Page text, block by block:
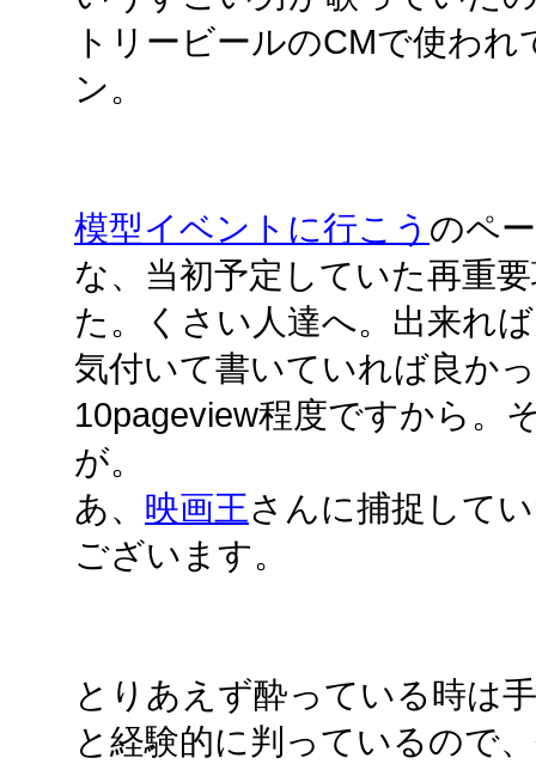
トリービールのCMで使わ
ン。
模型イベントに行こう のペ
な、当初予定していた再重
た。くさい人達へ。出来れ
気付いて書いていれば良か
10pageview程度ですから。
が。
あ、 映画王さんに捕捉して
ございます。
とりあえず酔っている時は
と経験的に判っているので